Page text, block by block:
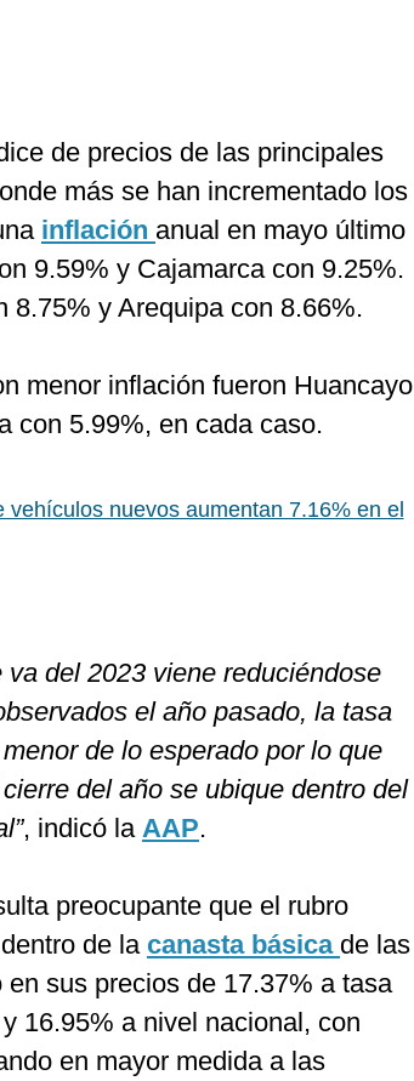
de precios de las principales
más se han incrementado los
inflación anual en mayo último
9.59% y Cajamarca con 9.25%.
8.75% y Arequipa con 8.66%.
menor inflación fueron Huancayo
con 5.99%, en cada caso.
vehículos nuevos aumentan 7.16% en el
del 2023 viene reduciéndose
el año pasado, la tasa
de lo esperado por lo que
del año se ubique dentro del
, indicó la AAP.
preocupante que el rubro
de la canasta básica de las
sus precios de 17.37% a tasa
16.95% a nivel nacional, con
en mayor medida a las